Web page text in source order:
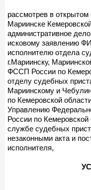
рассмотрев в
Мариинске
административное
исковому заявлению
исполнителю отдела
г.Мариинску,
ФССП России по
отделу судебных
Мариинскому и
по Кемеровской
Управлению
России по
службе судебных
незаконными акта и
исполнителя,